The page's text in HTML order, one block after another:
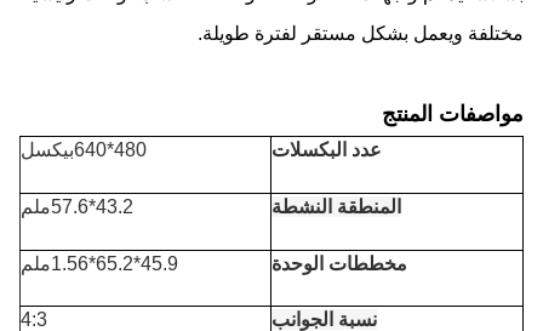
مختلفة ويعمل بشكل مستقر لفترة طويلة.
مواصفات المنتج
عدد البكسلات 480*640بيكسل
المنطقة النشطة 43.2*57.6ملم
مخططات الوحدة 45.9*65.2*1.56ملم
نسبة الجوانب 4:3